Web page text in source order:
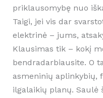
priklausomybę nuo
Taigi, jei vis dar
elektrinė – jums,
Klausimas tik – kokį
bendradarbiausite. O
asmeninių aplinkybių,
ilgalaikių planų. Saulė